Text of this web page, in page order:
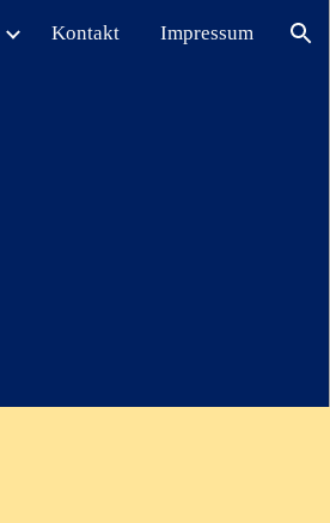
Kontakt Impressum